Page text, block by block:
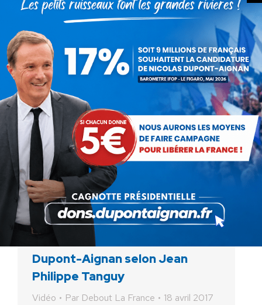
orateur national de Debout la France et
délégué national chargé des relations avec les
partis politiques étrangers, était l’invité du
débat de « Ça…
Trois raisons de voter N.
Dupont-Aignan selon Jean
Philippe Tanguy
Vidéo Par Debout La France
18 avril 2017